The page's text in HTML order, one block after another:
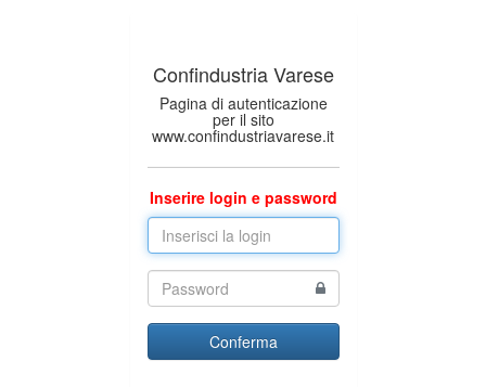
Confindustria Varese
Pagina di autenticazione
per il sito
www.confindustriavarese.it
Inserire login e password
Conferma